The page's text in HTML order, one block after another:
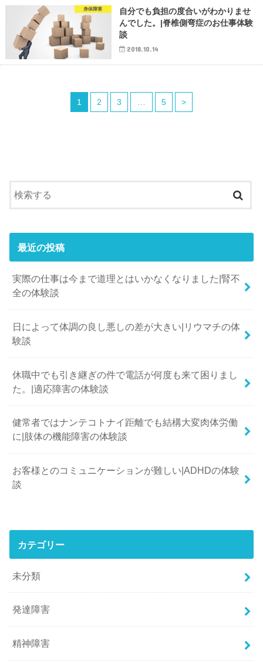
身体障害
自分でも負担の度合いがわかりませ
んでした。|脊椎側弯症のお仕事体験
談
2018.10.14
1 2 3 5 >
最近の投稿
実際の仕事は今まで道理とはいかなくなりました|腎不
全の体験談
日によって体調の良し悪しの差が大きい|リウマチの体
験談
休職中でも引き継ぎの件で電話が何度も来て困りまし
た。|適応障害の体験談
健常者ではナンテコトナイ距離でも結構大変肉体労働
に|肢体の機能障害の体験談
お客様とのコミュニケーションが難しい|ADHDの体験
談
カテゴリー
未分類
発達障害
精神障害